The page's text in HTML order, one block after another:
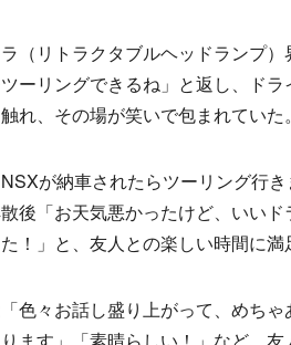
（リトラクタブルヘッドランプ
ーリングできるね」と返し、ド
れ、その場が笑いで包まれていた。
が納車されたらツーリング行
後「お天気悪かったけど、いい
！」と、友人との楽しい時間に満
色々お話し盛り上がって、めち